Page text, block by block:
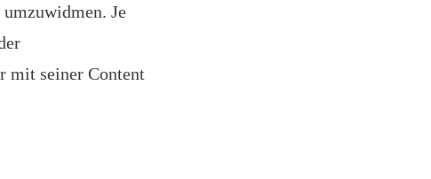
Je
mit seiner Content